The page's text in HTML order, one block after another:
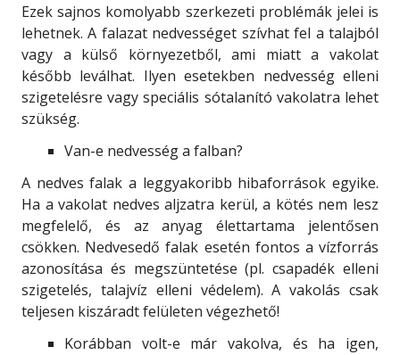
Ezek sajnos komolyabb szerkezeti problémák jelei is
lehetnek. A falazat nedvességet szívhat fel a talajból
vagy a külső környezetből, ami miatt a vakolat
később leválhat. Ilyen esetekben nedvesség elleni
szigetelésre vagy speciális sótalanító vakolatra lehet
szükség.
Van-e nedvesség a falban?
A nedves falak a leggyakoribb hibaforrások egyike.
Ha a vakolat nedves aljzatra kerül, a kötés nem lesz
megfelelő, és az anyag élettartama jelentősen
csökken. Nedvesedő falak esetén fontos a vízforrás
azonosítása és megszüntetése (pl. csapadék elleni
szigetelés, talajvíz elleni védelem). A vakolás csak
teljesen kiszáradt felületen végezhető!
Korábban volt-e már vakolva, és ha igen,